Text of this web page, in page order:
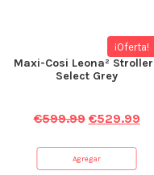
¡Oferta!
Maxi-Cosi Leona² Stroller |
Select Grey
€599.99 €529.99
Agregar